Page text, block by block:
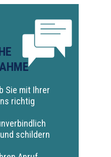
Sie mit Ihrer
richtig
schildern